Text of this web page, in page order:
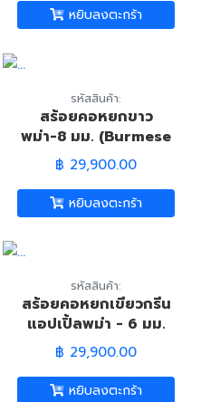
หยิบลงตะกร้า
รหัสสินค้า:
สร้อยคอหยกขาว
พม่า-8 มม. (Burmese
White Jade
Necklace)
฿ 29,900.00
หยิบลงตะกร้า
รหัสสินค้า:
สร้อยคอหยกเขียวกรีน
แอปเปิ้ลพม่า - 6 มม.
(Burmese Jade
Necklace)
฿ 29,900.00
หยิบลงตะกร้า